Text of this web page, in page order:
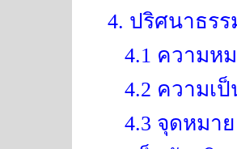
4. ปริศนาธรร
4.1 ความห
4.2 ความเ
4.3 จุดหมาย